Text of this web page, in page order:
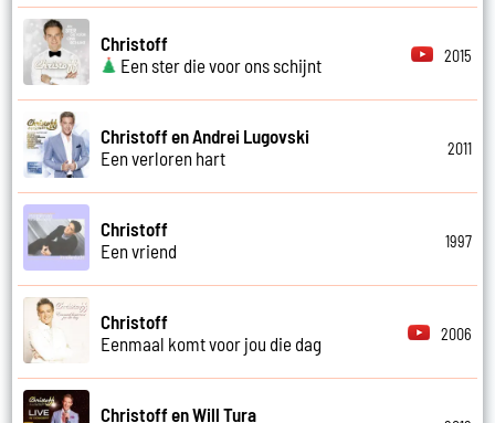
Christoff
Een ster die voor ons schijnt
2015
Christoff en Andrei Lugovski
Een verloren hart
2011
Christoff
Een vriend
1997
Christoff
Eenmaal komt voor jou die dag
2006
Christoff en Will Tura